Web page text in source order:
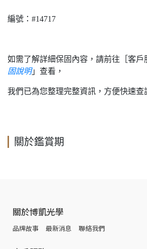
編號：#14717
如需了解詳細保固內容，請前往［客戶
固說明」查看，
我們已為您整理完整資訊，方便快速查
關於鑑賞期
關於博凱光學
品牌故事 最新消息 聯絡我們